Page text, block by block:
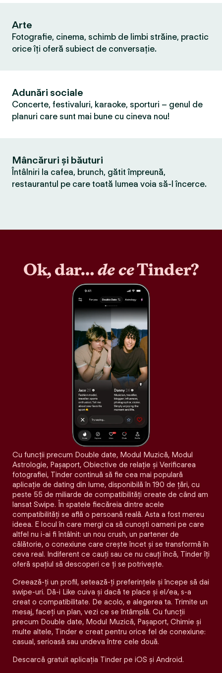
Arte
Fotografie, cinema, schimb de limbi străine, practic
orice îți oferă subiect de conversație.
Adunări sociale
Concerte, festivaluri, karaoke, sporturi – genul de
planuri care sunt mai bune cu cineva nou!
Mâncăruri și băuturi
Întâlniri la cafea, brunch, gătit împreună,
restaurantul pe care toată lumea voia să-l încerce.
Ok, dar…de ceTinder?
Cu funcții precum Double date, Modul Muzică, Modul
Astrologie, Pașaport, Obiective de relație și Verificarea
fotografiei, Tinder continuă să fie cea mai populară
aplicație de dating din lume, disponibilă în 190 de țări, cu
peste 55 de miliarde de compatibilități create de când am
lansat Swipe. În spatele fiecăreia dintre acele
compatibilităţi se află o persoană reală. Asta a fost mereu
ideea. E locul în care mergi ca să cunoști oameni pe care
altfel nu i-ai fi întâlnit: un nou crush, un partener de
călătorie, o conexiune care crește încet și se transformă în
ceva real. Indiferent ce cauți sau ce nu cauți încă, Tinder îți
oferă spațiul să descoperi ce ți se potrivește.
Creează-ți un profil, setează-ți preferințele și începe să dai
swipe-uri. Dă-i Like cuiva și dacă te place și el/ea, s-a
creat o compatibilitate. De acolo, e alegerea ta. Trimite un
mesaj, faceți un plan, vezi ce se întâmplă. Cu funcții
precum Double date, Modul Muzică, Pașaport, Chimie și
multe altele, Tinder e creat pentru orice fel de conexiune:
casual, serioasă sau undeva între cele două.
Descarcă gratuit aplicația Tinder pe iOS și Android.